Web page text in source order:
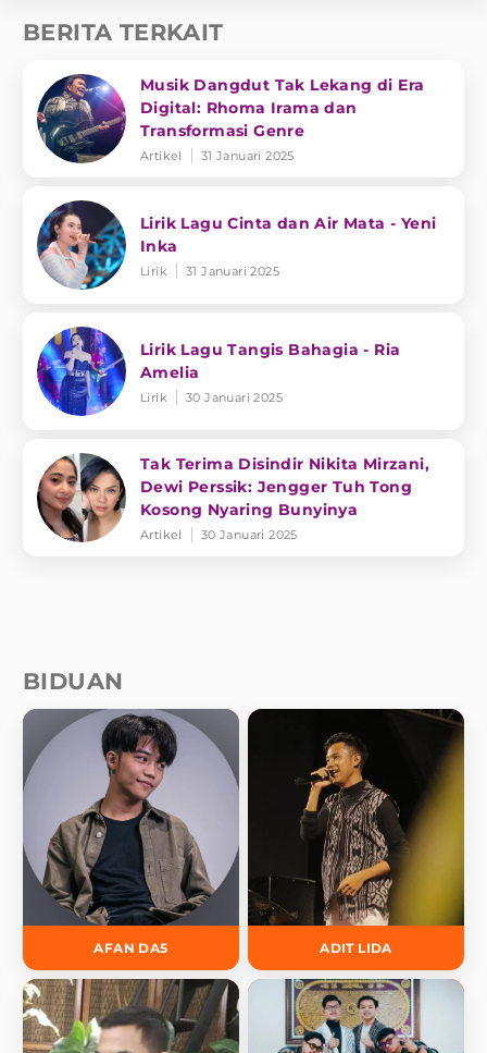
BERITA TERKAIT
Musik Dangdut Tak Lekang di Era
Digital: Rhoma Irama dan
Transformasi Genre
Artikel 31 Januari 2025
Lirik Lagu Cinta dan Air Mata - Yeni
Inka
Lirik 31 Januari 2025
Lirik Lagu Tangis Bahagia - Ria
Amelia
Lirik 30 Januari 2025
Tak Terima Disindir Nikita Mirzani,
Dewi Perssik: Jengger Tuh Tong
Kosong Nyaring Bunyinya
Artikel 30 Januari 2025
BIDUAN
AFAN DA5 ADIT LIDA